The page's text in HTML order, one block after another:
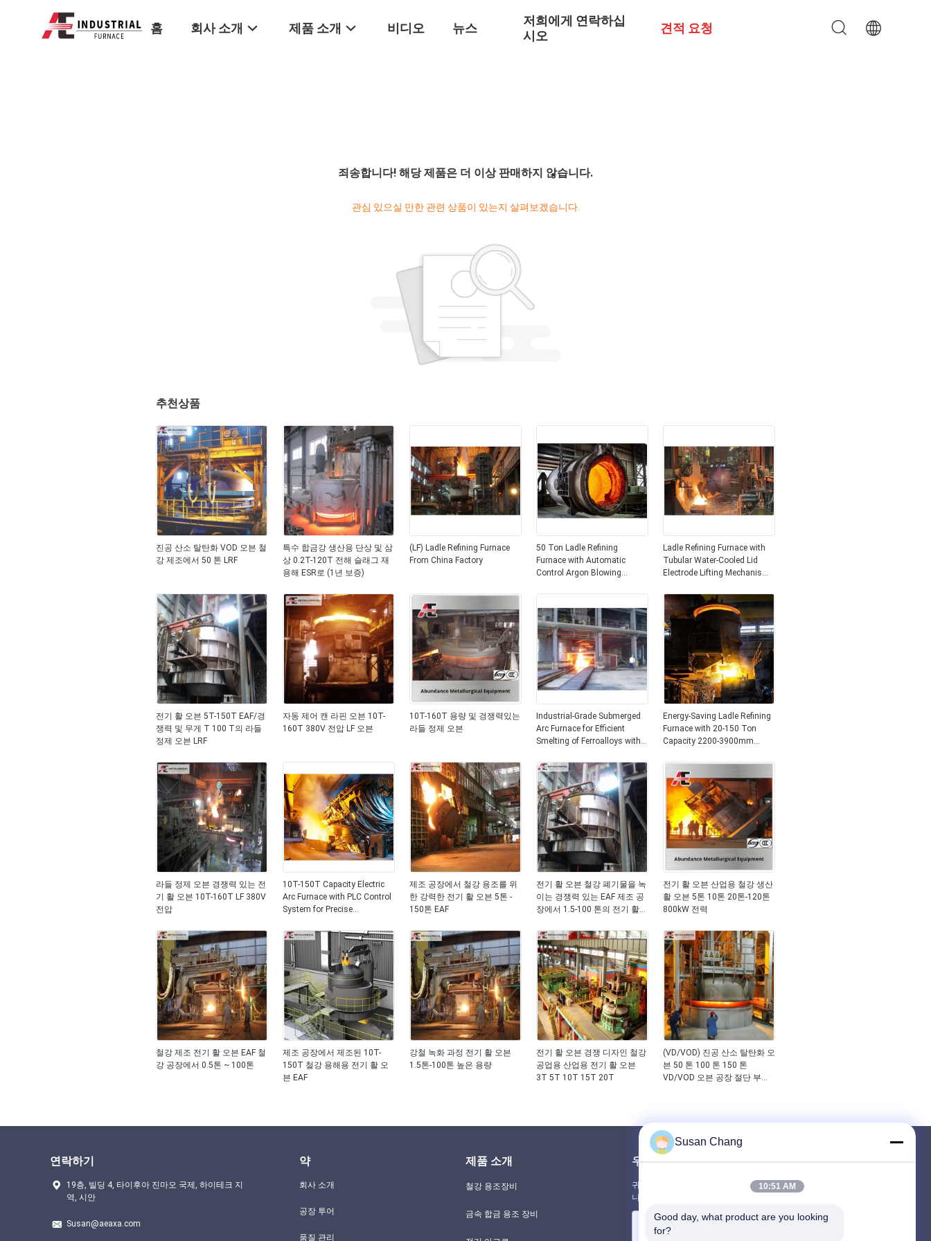
홈 회사 소개 제품 소개 비디오 뉴스
저희에게 연락하십
시오
견적 요청
죄송합니다! 해당 제품은 더 이상 판매하지 않습니다.
관심 있으실 만한 관련 상품이 있는지 살펴보겠습니다.
추천상품
진공 산소 탈탄화 VOD 오븐 철
강 제조에서 50 톤 LRF
특수 합금강 생산용 단상 및 삼
상 0.2T-120T 전해 슬래그 재
용해 ESR로 (1년 보증)
(LF) Ladle Refining Furnace
From China Factory
50 Ton Ladle Refining
Furnace with Automatic
Control Argon Blowing
Making Manufacture
Ladle Refining Furnace with
Tubular Water-Cooled Lid
Electrode Lifting Mechanism
Current System
전기 활 오븐 5T-150T EAF/경
쟁력 및 무게 T 100 T의 라들
정제 오븐 LRF
자동 제어 캔 라핀 오븐 10T-
160T 380V 전압 LF 오븐
10T-160T 용량 및 경쟁력있는
라들 정제 오븐
Industrial-Grade Submerged
Arc Furnace for Efficient
Smelting of Ferroalloys with
Capacity
Energy-Saving Ladle Refining
Furnace with 20-150 Ton
Capacity 2200-3900mm
20000 KVA Transformer
라들 정제 오븐 경쟁력 있는 전
기 활 오븐 10T-160T LF 380V
전압
10T-150T Capacity Electric
Arc Furnace with PLC Control
System for Precise
Melting
제조 공장에서 철강 용조를 위
한 강력한 전기 활 오븐 5톤 -
150톤 EAF
전기 활 오븐 철강 폐기물을 녹
이는 경쟁력 있는 EAF 제조 공
장에서 1.5-100 톤의 전기 활
전기 활 오븐 산업용 철강 생산
활 오븐 5톤 10톤 20톤-120톤
800kW 전력
철강 제조 전기 활 오븐 EAF 철
강 공장에서 0.5톤 ~ 100톤
제조 공장에서 제조된 10T-
150T 철강 용해용 전기 활 오
븐 EAF
강철 녹화 과정 전기 활 오븐
1.5톤-100톤 높은 용량
전기 활 오븐 경쟁 디자인 철강
공업용 산업용 전기 활 오븐
3T 5T 10T 15T 20T
(VD/VOD) 진공 산소 탈탄화 오
븐 50 톤 100 톤 150 톤
VD/VOD 오븐 공장 절단 부품
연락하기
19층, 빌딩 4, 타이후아 진마오 국제, 하이테크 지
역, 시안
Susan@aeaxa.com
약
회사 소개
공장 투어
품질 관리
제품 소개
철강 용조장비
금속 합금 용조 장비
우리를 메일
귀하의 요구 사항을 알려주십시오. 최고의 제품을 당신과 연결하겠습
니다.
Susan Chang
10:51 AM
Good day, what product are you looking
for?